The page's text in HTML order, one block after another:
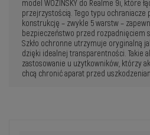
model WOZINSKY do Realme 9i, które
przejrzystością. Tego typu ochraniacze
konstrukcję – zwykle 5 warstw –
bezpieczeństwo przed rozpadnięciem
Szkło ochronne utrzymuje oryginalną
dzięki idealnej transparentności. Takie
zastosowanie u użytkowników, którzy
chcą chronić aparat przed